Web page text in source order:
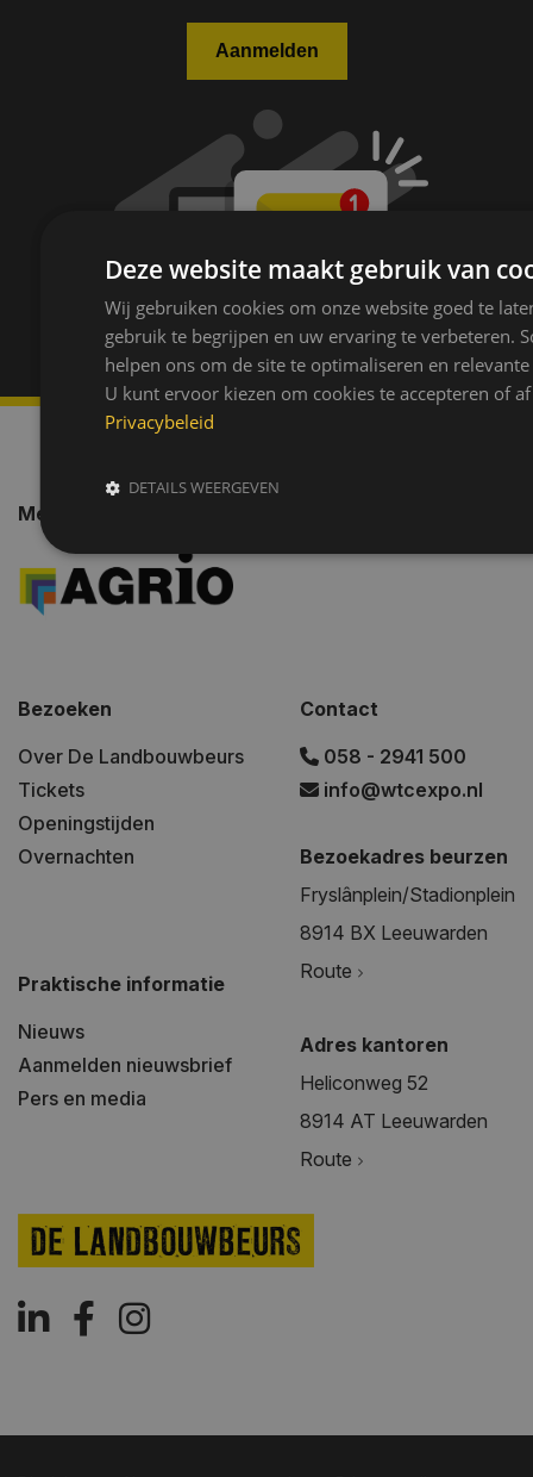
Mediapartner
Bezoeken
Over De Landbouwbeurs
Tickets
Openingstijden
Overnachten
Praktische informatie
Nieuws
Aanmelden nieuwsbrief
Pers en media
Contact
058 - 2941 500
info@wtcexpo.nl
Bezoekadres beurzen
Fryslânplein/Stadionplein
8914 BX Leeuwarden
Route
Adres kantoren
Heliconweg 52
8914 AT Leeuwarden
Route
Deze website maakt gebruik van
Wij gebruiken cookies om onze website goed te
gebruik te begrijpen en uw ervaring te verbeteren.
helpen ons om de site te optimaliseren en
U kunt ervoor kiezen om cookies te accepteren of
Privacybeleid
DETAILS WEERGEVEN